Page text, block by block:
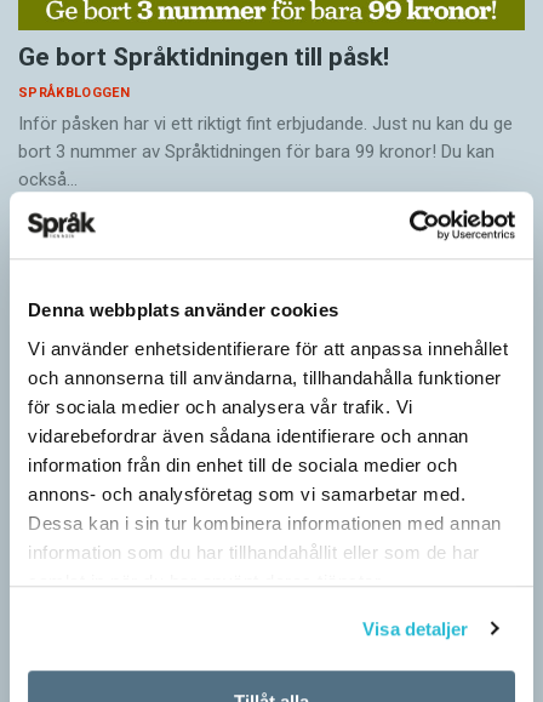
Denna webbplats använder cookies
Vi använder enhetsidentifierare för att anpassa innehållet
och annonserna till användarna, tillhandahålla funktioner
för sociala medier och analysera vår trafik. Vi
vidarebefordrar även sådana identifierare och annan
information från din enhet till de sociala medier och
annons- och analysföretag som vi samarbetar med.
Dessa kan i sin tur kombinera informationen med annan
information som du har tillhandahållit eller som de har
samlat in när du har använt deras tjänster.
Visa detaljer
Ge bort Språktidningen till påsk!
SPRÅKBLOGGEN
Inför påsken har vi ett riktigt fint erbjudande. Just nu kan du ge
bort 3 nummer av Språktidningen för bara 99 kronor! Du kan
också…
Särskolan byter namn
gymnasiesärskolan till anpassad gymnasieskola. En som har